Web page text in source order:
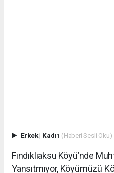
Erkek| Kadın (Haberi Sesli Oku)
Fındıklıaksu Köyü’nde
Yansıtmıyor, Köyümüzü